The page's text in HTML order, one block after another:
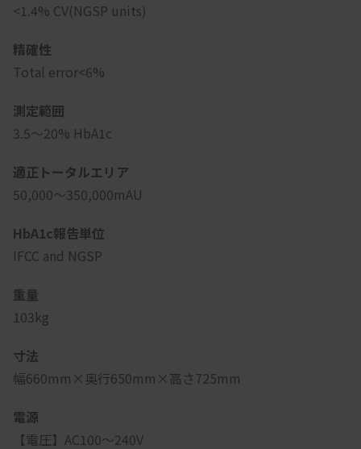
<1.4% CV(NGSP units)
精確性
Total error<6%
測定範囲
3.5～20% HbA1c
適正トータルエリア
50,000～350,000mAU
HbA1c報告単位
IFCC and NGSP
重量
103kg
寸法
幅660mm×奥行650mm×高さ725mm
電源
【電圧】AC100～240V